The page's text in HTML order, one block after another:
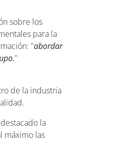
sobre los
para la
"abordar
"
de la industria
la
máximo las